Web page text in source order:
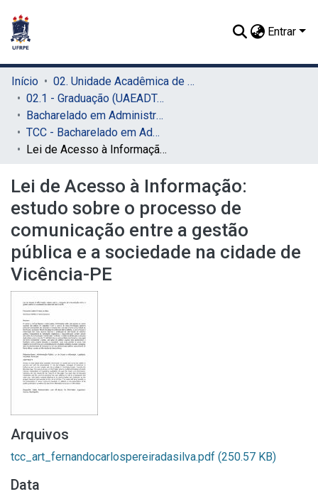
Entrar
Início
02. Unidade Acadêmica de Educação a Distância e Tecnologia (UAEADTec)
02.1 - Graduação (UAEADTec)
Bacharelado em Administração Pública (UAEADTec)
TCC - Bacharelado em Administração Pública (UAEADTec)
Lei de Acesso à Informação: estudo sobre o processo de comunicação entre a gestão pública e a sociedade na cidade de Vicência-PE
Lei de Acesso à Informação:
estudo sobre o processo de
comunicação entre a gestão
pública e a sociedade na cidade de
Vicência-PE
Arquivos
tcc_art_fernandocarlospereiradasilva.pdf (250.57 KB)
Data